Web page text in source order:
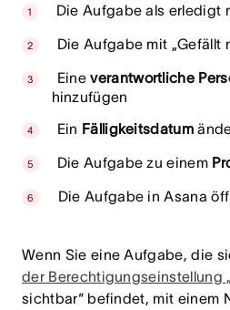
Die Aufgabe als erledigt
Die Aufgabe mit „Gefällt
Eineverantwortliche
hinzufügen
Ein Fälligkeitsdatum
Die Aufgabe zu einem
Die Aufgabe in Asana
Wenn Sie eine Aufgabe, die
der Berechtigungseinstellung
sichtbar“ befindet, mit einem